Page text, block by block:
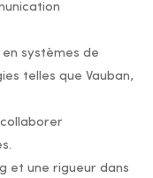
systèmes de
telles que Vauban,
et une rigueur dans